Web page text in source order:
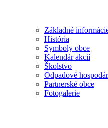
Základné
História
Symboly obce
Kalendár akcií
Školstvo
Odpadové
Partnerské obce
Fotogalerie